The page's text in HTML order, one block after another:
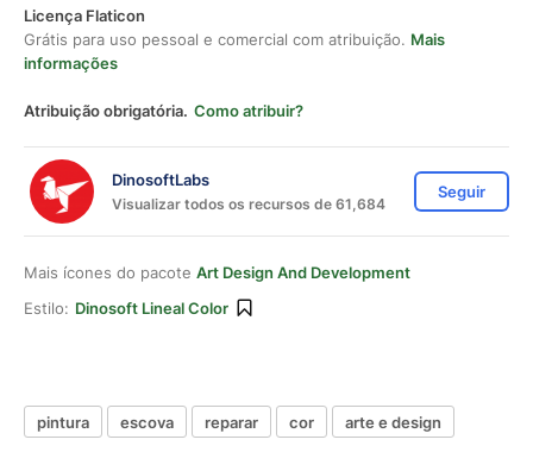
Licença Flaticon
Grátis para uso pessoal e comercial com atribuição. Mais
informações
Atribuição obrigatória. Como atribuir?
DinosoftLabs
Visualizar todos os recursos de 61,684
Seguir
Mais ícones do pacote Art Design And Development
Estilo: Dinosoft Lineal Color
pintura escova reparar cor arte e design